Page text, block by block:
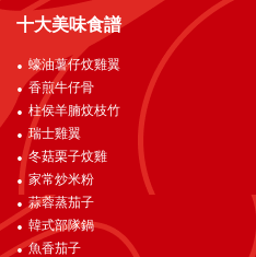
十大美味食譜
蠔油薯仔炆雞翼
香煎牛仔骨
柱侯羊腩炆枝竹
瑞士雞翼
冬菇栗子炆雞
家常炒米粉
蒜蓉蒸茄子
韓式部隊鍋
魚香茄子